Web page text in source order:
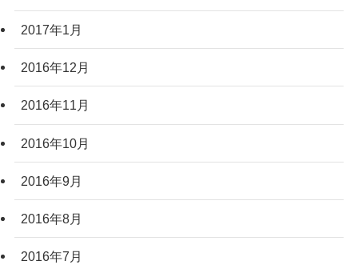
2017年1月
2016年12月
2016年11月
2016年10月
2016年9月
2016年8月
2016年7月